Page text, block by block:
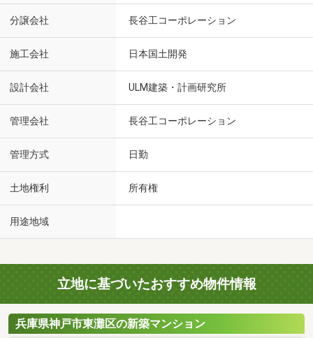
分譲会社 長谷工コーポレーション
施工会社 日本国土開発
設計会社 ULM建築・計画研究所
管理会社 長谷工コーポレーション
管理方式 日勤
土地権利 所有権
用途地域
立地に基づいたおすすめ物件情報
兵庫県神戸市東灘区の新築マンション